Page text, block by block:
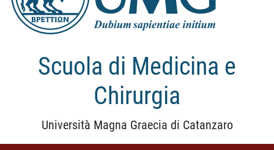
Scuola di Medicina e
Chirurgia
Università Magna Graecia di Catanzaro